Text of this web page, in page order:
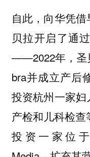
自此，向华凭
贝拉开启了通
——2022年，圣
bra并成立产后
投资杭州一家
产检和儿科检
投资一家位